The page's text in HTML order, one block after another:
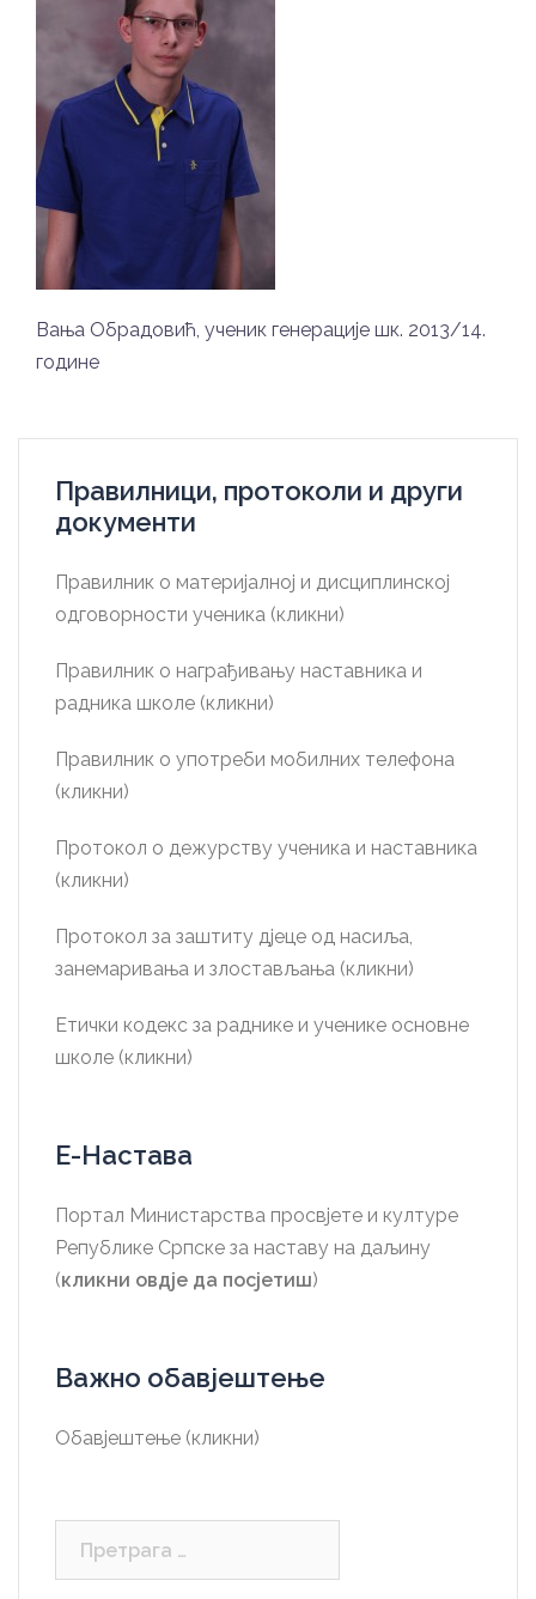
Вања Обрадовић, ученик генерације шк. 2013/14.
године
Правилници, протоколи и други
документи
Правилник о материјалној и дисциплинској
одговорности ученика (кликни)
Правилник о награђивању наставника и
радника школе (кликни)
Правилник о употреби мобилних телефона
(кликни)
Протокол о дежурству ученика и наставника
(кликни)
Протокол за заштиту дјеце од насиља,
занемаривања и злостављања (кликни)
Етички кодекс за раднике и ученике основне
школе (кликни)
Е-Настава
Портал Министарства просвјете и културе
Републике Српске за наставу на даљину
(кликни овдје да посјетиш)
Важно обавјештење
Обавјештење (кликни)